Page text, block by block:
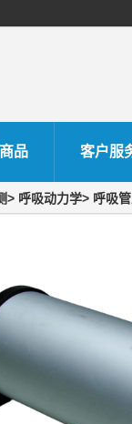
品 客户服
> 呼吸动力学> 呼吸